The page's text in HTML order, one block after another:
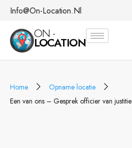
Info@on-Location.nl
ON -
LOCATION
Home
Opname locatie
Een van ons – Gesprek officier van justitie